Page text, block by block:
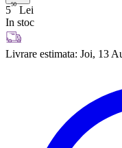
550 Lei
In stoc
Livrare estimata: Joi, 13